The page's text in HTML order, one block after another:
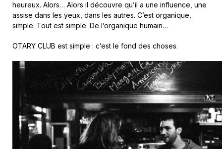
heureux. Alors… Alors il découvre qu’il a une influence, une
assise dans les yeux, dans les autres. C’est organique,
simple. Tout est simple. De l’organique humain…
OTARY CLUB est simple : c’est le fond des choses.